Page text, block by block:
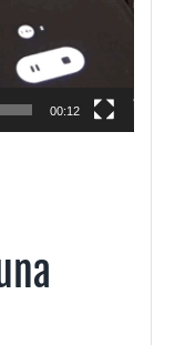
00:12